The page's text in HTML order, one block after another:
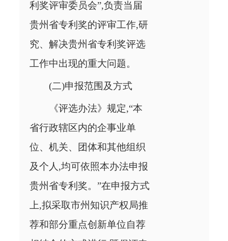
利奖评审委员会”,负责当届
贵州省专利奖的评审工作,研
究、解决贵州省专利奖评选
工作中出现的重大问题。
(二)申报范围及方式
《评选办法》规定,“本
省行政辖区内的企事业单
位、机关、团体和其他组织
及个人,均可依照本办法申报
贵州省专利奖。”在申报方式
上,拟采取市州知识产权局推
荐和部分重点创新单位自荐